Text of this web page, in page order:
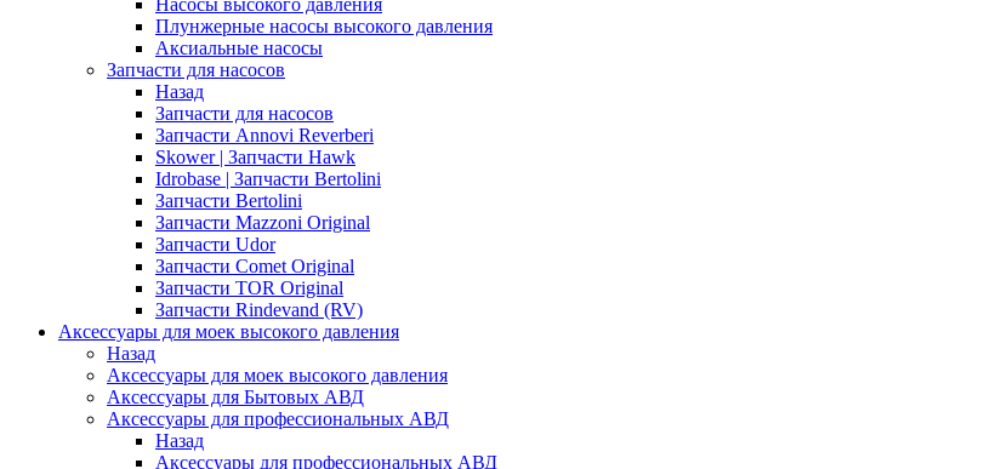
Насосы высокого давления
Плунжерные насосы высокого давления
Аксиальные насосы
Запчасти для насосов
Назад
Запчасти для насосов
Запчасти Annovi Reverberi
Skower | Запчасти Hawk
Idrobase | Запчасти Bertolini
Запчасти Bertolini
Запчасти Mazzoni Original
Запчасти Udor
Запчасти Comet Original
Запчасти TOR Original
Запчасти Rindevand (RV)
Аксессуары для моек высокого давления
Назад
Аксессуары для моек высокого давления
Аксессуары для Бытовых АВД
Аксессуары для профессиональных АВД
Назад
Аксессуары для профессиональных АВД